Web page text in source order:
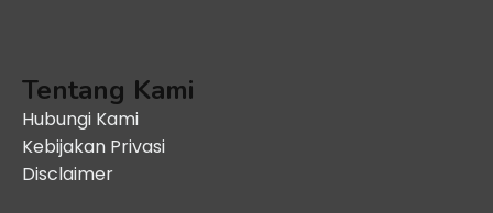
Tentang Kami
Hubungi Kami
Kebijakan Privasi
Disclaimer